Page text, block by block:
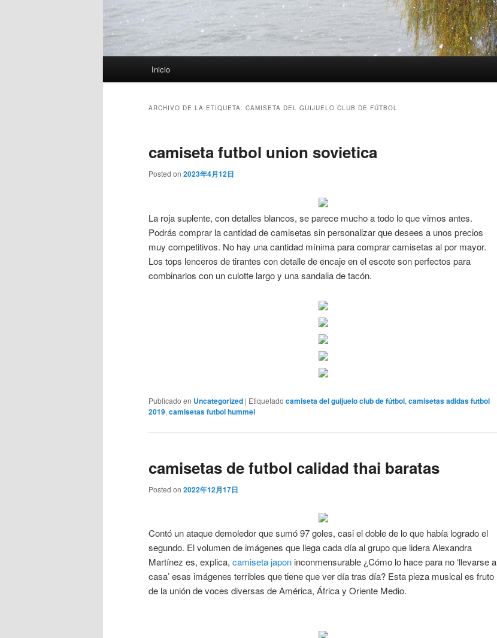
Inicio
ARCHIVO DE LA ETIQUETA: CAMISETA DEL GUIJUELO CLUB DE FÚTBOL
camiseta futbol union sovietica
Posted on 2023年4月12日
La roja suplente, con detalles blancos, se parece mucho a todo lo que vimos antes.
Podrás comprar la cantidad de camisetas sin personalizar que desees a unos precios
muy competitivos. No hay una cantidad mínima para comprar camisetas al por mayor.
Los tops lenceros de tirantes con detalle de encaje en el escote son perfectos para
combinarlos con un culotte largo y una sandalia de tacón.
Publicado en Uncategorized | Etiquetado camiseta del guijuelo club de fútbol, camisetas adidas futbol
2019, camisetas futbol hummel
camisetas de futbol calidad thai baratas
Posted on 2022年12月17日
Contó un ataque demoledor que sumó 97 goles, casi el doble de lo que había logrado el
segundo. El volumen de imágenes que llega cada día al grupo que lidera Alexandra
Martínez es, explica, camiseta japon inconmensurable ¿Cómo lo hace para no ‘llevarse a
casa’ esas imágenes terribles que tiene que ver día tras día? Esta pieza musical es fruto
de la unión de voces diversas de América, África y Oriente Medio.